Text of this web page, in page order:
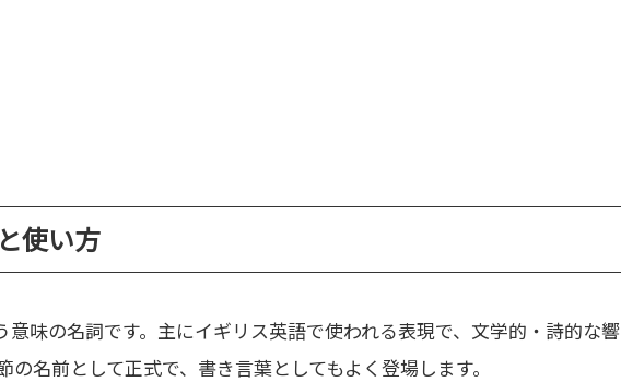
使い方
意味の名詞です。主にイギリス英語で使われる表現で、文学的・詩的な響
名前として正式で、書き言葉としてもよく登場します。